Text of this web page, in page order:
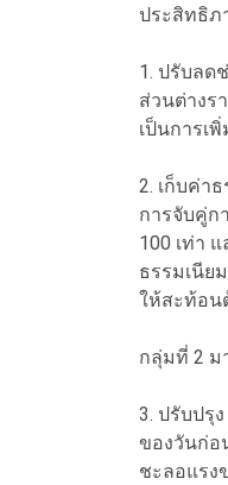
ประสิทธิภ
1. ปรับลด
ส่วนต่างร
เป็นการเ
2. เก็บค่า
การจับคู่ก
100 เท่า
ธรรมเนีย
ให้สะท้อน
กลุ่มที่ 2 ม
3. ปรับปรุ
ของวันก่อ
ชะลอแรง